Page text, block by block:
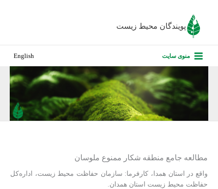
پویندگان محیط زیست
منوی سایت English
مطالعه‏ جامع منطقه ‏شكار‏ ممنوع ملوسان
واقع در استان همدا، کارفرما: سازمان حفاظت محیط زیست، اداره‌کل
حفاظت ‏محیط‏ زیست استان همدان.
درباره ما
پروژه‌های
تماس با ما